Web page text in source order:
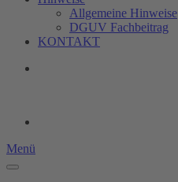
Allgemeine Hinweise
DGUV Fachbeitrag
KONTAKT
Menü